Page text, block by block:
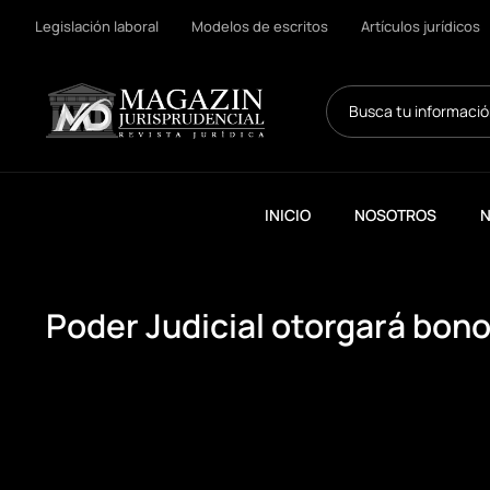
Legislación laboral Modelos de escritos Artículos jurídicos
Search
...
INICIO NOSOTROS
Poder Judicial otorgará